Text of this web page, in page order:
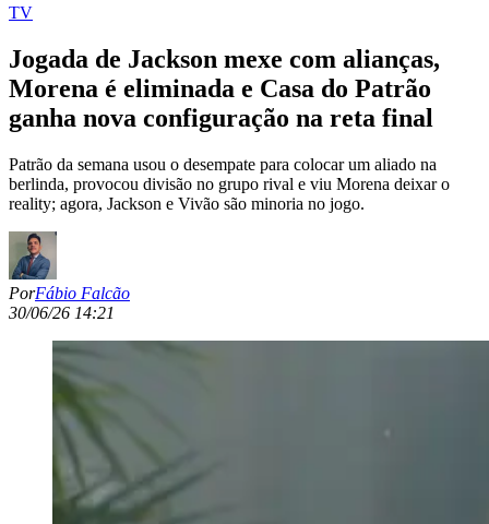
TV
Jogada de Jackson mexe com alianças,
Morena é eliminada e Casa do Patrão
ganha nova configuração na reta final
Patrão da semana usou o desempate para colocar um aliado na
berlinda, provocou divisão no grupo rival e viu Morena deixar o
reality; agora, Jackson e Vivão são minoria no jogo.
PorFábio Falcão
30/06/26 14:21